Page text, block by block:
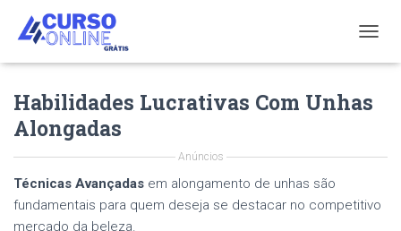
O
G
L
Habilidades Lucrativas Com Unhas
Alongadas
Anúncios
Técnicas Avançadas em alongamento de unhas são
fundamentais para quem deseja se destacar no competitivo
mercado da beleza.